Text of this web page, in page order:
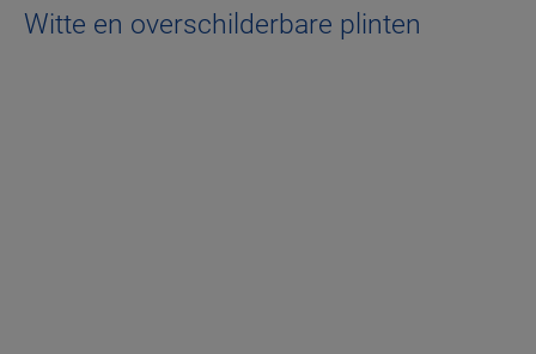
Witte en overschilderbare plinten